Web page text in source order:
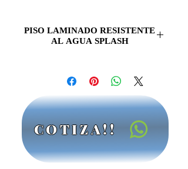
PISO LAMINADO RESISTENTE
AL AGUA SPLASH
. Fabricado en S alzburgo,
. Piso de8mm de grosor
sistema de ensamble sin pegamento
agradable, ideal para áreas
comerciales de
tráfico medio.CCMes la mejor
opcion enPisos Laminados en la
COTIZA!!